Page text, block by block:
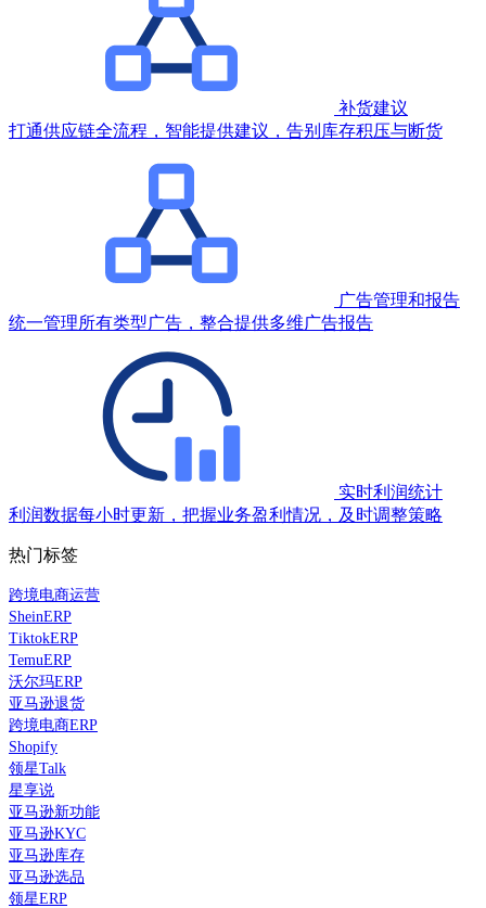
补货建议
打通供应链全流程，智能提供建议，告别库存积压与断货
广告管理和报告
统一管理所有类型广告，整合提供多维广告报告
实时利润统计
利润数据每小时更新，把握业务盈利情况，及时调整策略
热门标签
跨境电商运营
SheinERP
TiktokERP
TemuERP
沃尔玛ERP
亚马逊退货
跨境电商ERP
Shopify
领星Talk
星享说
亚马逊新功能
亚马逊KYC
亚马逊库存
亚马逊选品
领星ERP